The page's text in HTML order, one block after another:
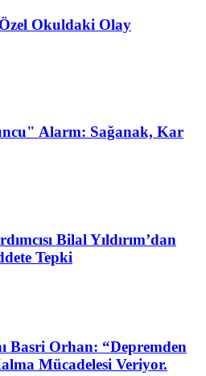
Okuldaki Olay
Alarm: Sağanak, Kar
Bilal Yıldırım’dan
Tepki
Basri Orhan: “Depremden
Mücadelesi Veriyor.